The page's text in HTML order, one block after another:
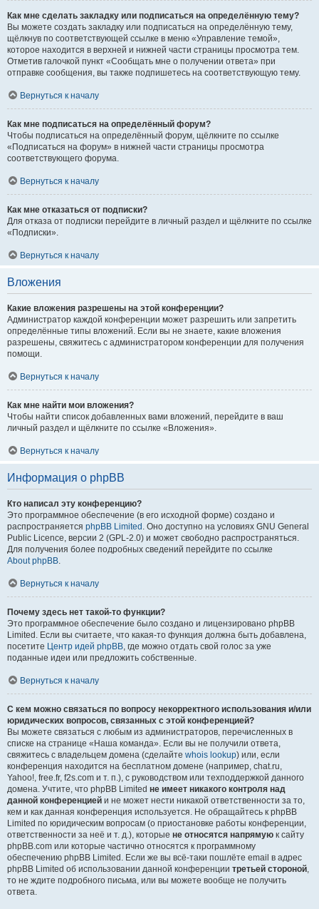
Как мне сделать закладку или подписаться на определённую тему?
Вы можете создать закладку или подписаться на определённую тему,
щёлкнув по соответствующей ссылке в меню «Управление темой»,
которое находится в верхней и нижней части страницы просмотра тем.
Отметив галочкой пункт «Сообщать мне о получении ответа» при
отправке сообщения, вы также подпишетесь на соответствующую тему.
Вернуться к началу
Как мне подписаться на определённый форум?
Чтобы подписаться на определённый форум, щёлкните по ссылке
«Подписаться на форум» в нижней части страницы просмотра
соответствующего форума.
Вернуться к началу
Как мне отказаться от подписки?
Для отказа от подписки перейдите в личный раздел и щёлкните по ссылке
«Подписки».
Вернуться к началу
Вложения
Какие вложения разрешены на этой конференции?
Администратор каждой конференции может разрешить или запретить
определённые типы вложений. Если вы не знаете, какие вложения
разрешены, свяжитесь с администратором конференции для получения
помощи.
Вернуться к началу
Как мне найти мои вложения?
Чтобы найти список добавленных вами вложений, перейдите в ваш
личный раздел и щёлкните по ссылке «Вложения».
Вернуться к началу
Информация о phpBB
Кто написал эту конференцию?
Это программное обеспечение (в его исходной форме) создано и
распространяется phpBB Limited . Оно доступно на условиях GNU General
Public Licence, версии 2 (GPL-2.0) и может свободно распространяться.
Для получения более подробных сведений перейдите по ссылке
About phpBB.
Вернуться к началу
Почему здесь нет такой-то функции?
Это программное обеспечение было создано и лицензировано phpBB
Limited. Если вы считаете, что какая-то функция должна быть добавлена,
посетите Центр идей phpBB, где можно отдать свой голос за уже
поданные идеи или предложить собственные.
Вернуться к началу
С кем можно связаться по вопросу некорректного использования и/или
юридических вопросов, связанных с этой конференцией?
Вы можете связаться с любым из администраторов, перечисленных в
списке на странице «Наша команда». Если вы не получили ответа,
свяжитесь с владельцем домена (сделайте whois lookup) или, если
конференция находится на бесплатном домене (например, chat.ru,
Yahoo!, free.fr, f2s.com и т. п.), с руководством или техподдержкой данного
домена. Учтите, что phpBB Limited не имеет никакого контроля над
данной конференцией и не может нести никакой ответственности за то,
кем и как данная конференция используется. Не обращайтесь к phpBB
Limited по юридическим вопросам (о приостановке работы конференции,
ответственности за неё и т. д.), которые не относятся напрямую к сайту
phpBB.com или которые частично относятся к программному
обеспечению phpBB Limited. Если же вы всё-таки пошлёте email в адрес
phpBB Limited об использовании данной конференции третьей стороной,
то не ждите подробного письма, или вы можете вообще не получить
ответа.